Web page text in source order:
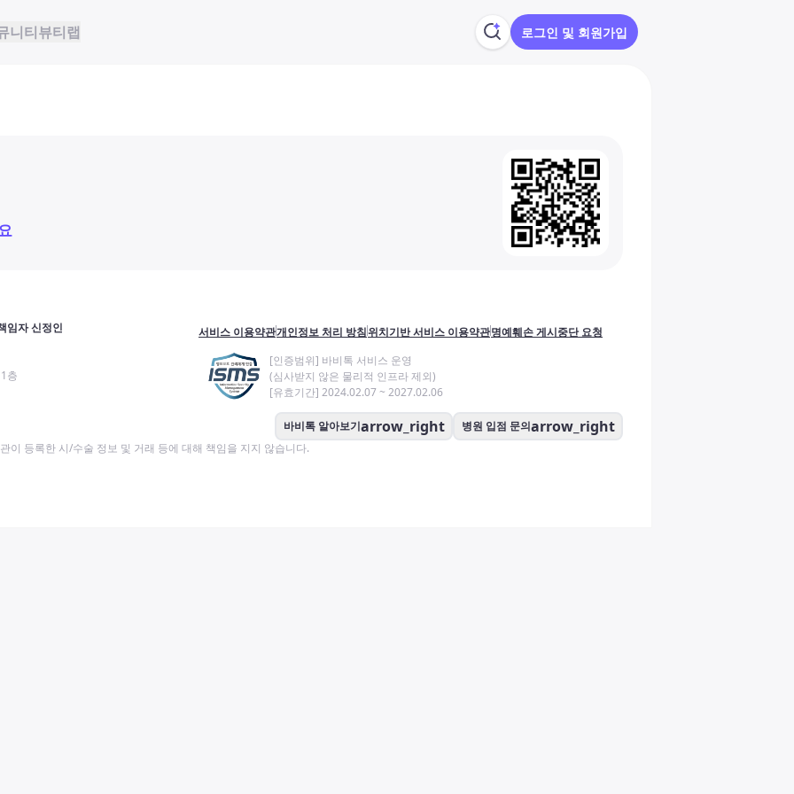
니티뷰티랩 로그인 및 회원가입
임자 신정인
층
서비스 이용약관개인정보 처리 방침위치기반 서비스 이용약관명예훼손 게시중단 요청
[인증범위] 바비톡 서비스 운영
(심사받지 않은 물리적 인프라 제외)
[유효기간] 2024.02.07 ~ 2027.02.06
바비톡 알아보기arrow_right 병원 입점 문의arrow_right
이 등록한 시/수술 정보 및 거래 등에 대해 책임을 지지 않습니다.